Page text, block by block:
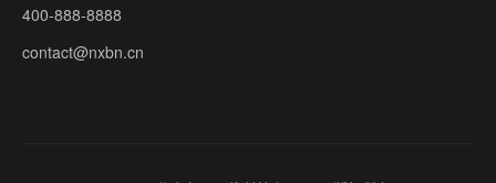
400-888-8888
contact@nxbn.cn